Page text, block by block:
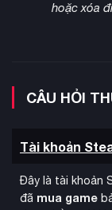
đấu tranh đai kép
Trong khi đó,
hoặc xóa đi
CÂU HỎI
Tài khoản
Đây là tài khoản
đã mua game